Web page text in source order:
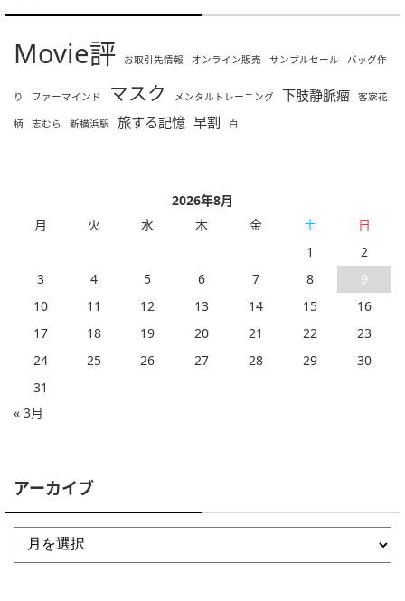
Movie評 お取引先情報 オンライン販売 サンプルセール バッグ作
り ファーマインド マスク メンタルトレーニング 下肢静脈瘤 客家花
柄 志むら 新横浜駅 旅する記憶 早割 白
2026年8月
月
火 水 木 金 土
日
1
2
3
4 5 6 7 8
9
10
11 12 13 14 15
16
17
18 19 20 21 22
23
24
25 26 27 28 29
30
31
« 3月
アーカイブ